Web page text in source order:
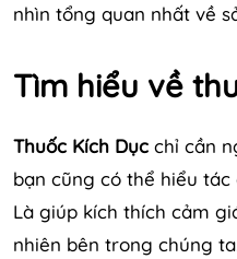
nhìn tổng quan nhất về
Tìm hiểu về
Thuốc Kích Dục chỉ cần
bạn cũng có thể hiểu
Là giúp kích thích cảm
nhiên bên trong chúng